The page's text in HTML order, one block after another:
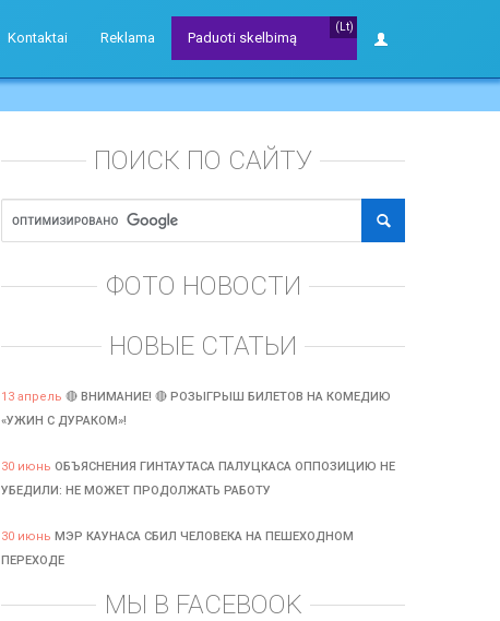
Kontaktai Reklama
(Lt)
Paduoti skelbimą
ПОИСК ПО САЙТУ
ФОТО НОВОСТИ
НОВЫЕ СТАТЬИ
13 апрель 🔴 ВНИМАНИЕ! 🔴 РОЗЫГРЫШ БИЛЕТОВ НА КОМЕДИЮ
«УЖИН С ДУРАКОМ»!
30 июнь ОБЪЯСНЕНИЯ ГИНТАУТАСА ПАЛУЦКАСА ОППОЗИЦИЮ НЕ
УБЕДИЛИ: НЕ МОЖЕТ ПРОДОЛЖАТЬ РАБОТУ
30 июнь МЭР КАУНАСА СБИЛ ЧЕЛОВЕКА НА ПЕШЕХОДНОМ
ПЕРЕХОДЕ
МЫ В FACEBOOK